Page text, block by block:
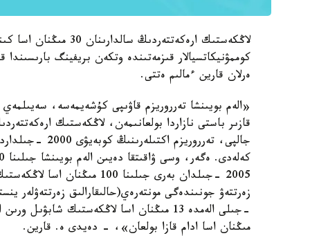
لاڭكەستىك
كوممۋنيكاتسيالار قىزمەتىندە وتكەن بريفينگ
ەرلان قارين ءمالىم ەتتى.
«الەم بويىنشا تەرروريزم قاۋىپى كۇشەيمەسە،
قازىر باستى نازاردا بولعانىمەن، لاڭكەستىك
2005 -جىلدان بەرى جىلىنا
مىڭنان اسا ادام قازا بولعان»، - دەيدى ە. قارين.